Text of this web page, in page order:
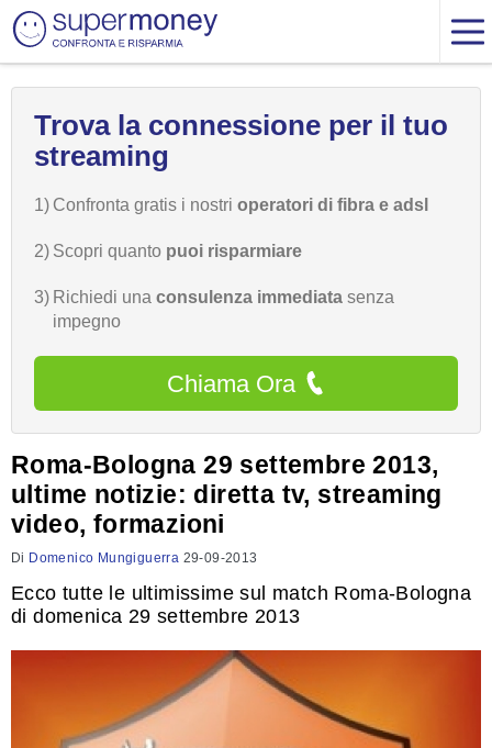
Trova la connessione per il tuo
streaming
1) Confronta gratis i nostri operatori di fibra e adsl
2) Scopri quanto puoi risparmiare
3) Richiedi una consulenza immediata senza
impegno
Chiama Ora
Roma-Bologna 29 settembre 2013,
ultime notizie: diretta tv, streaming
video, formazioni
Di Domenico Mungiguerra 29-09-2013
Ecco tutte le ultimissime sul match Roma-Bologna
di domenica 29 settembre 2013